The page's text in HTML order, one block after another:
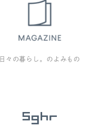
日々の暮らし。のよみもの